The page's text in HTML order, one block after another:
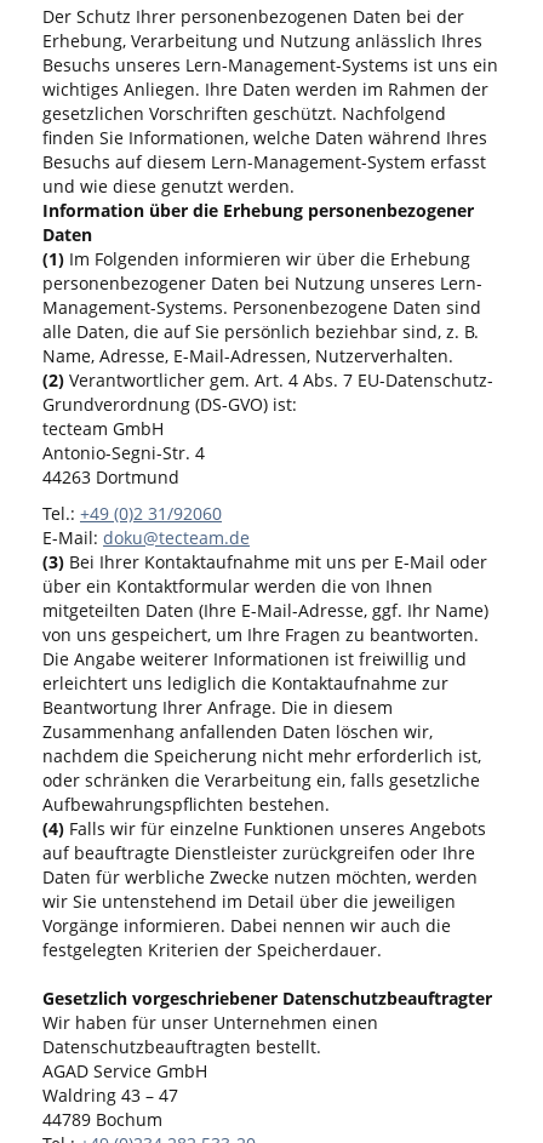
Der Schutz Ihrer personenbezogenen Daten bei der
Erhebung, Verarbeitung und Nutzung anlässlich Ihres
Besuchs unseres Lern-Management-Systems ist uns ein
wichtiges Anliegen. Ihre Daten werden im Rahmen der
gesetzlichen Vorschriften geschützt. Nachfolgend
finden Sie Informationen, welche Daten während Ihres
Besuchs auf diesem Lern-Management-System erfasst
und wie diese genutzt werden.
Information über die Erhebung personenbezogener
Daten
(1) Im Folgenden informieren wir über die Erhebung
personenbezogener Daten bei Nutzung unseres Lern-
Management-Systems. Personenbezogene Daten sind
alle Daten, die auf Sie persönlich beziehbar sind, z. B.
Name, Adresse, E-Mail-Adressen, Nutzerverhalten.
(2) Verantwortlicher gem. Art. 4 Abs. 7 EU-Datenschutz-
Grundverordnung (DS-GVO) ist:
tecteam GmbH
Antonio-Segni-Str. 4
44263 Dortmund
Tel.: +49 (0)2 31/92060
E-Mail: doku@tecteam.de
(3) Bei Ihrer Kontaktaufnahme mit uns per E-Mail oder
über ein Kontaktformular werden die von Ihnen
mitgeteilten Daten (Ihre E-Mail-Adresse, ggf. Ihr Name)
von uns gespeichert, um Ihre Fragen zu beantworten.
Die Angabe weiterer Informationen ist freiwillig und
erleichtert uns lediglich die Kontaktaufnahme zur
Beantwortung Ihrer Anfrage. Die in diesem
Zusammenhang anfallenden Daten löschen wir,
nachdem die Speicherung nicht mehr erforderlich ist,
oder schränken die Verarbeitung ein, falls gesetzliche
Aufbewahrungspflichten bestehen.
(4) Falls wir für einzelne Funktionen unseres Angebots
auf beauftragte Dienstleister zurückgreifen oder Ihre
Daten für werbliche Zwecke nutzen möchten, werden
wir Sie untenstehend im Detail über die jeweiligen
Vorgänge informieren. Dabei nennen wir auch die
festgelegten Kriterien der Speicherdauer.
Gesetzlich vorgeschriebener Datenschutzbeauftragter
Wir haben für unser Unternehmen einen
Datenschutzbeauftragten bestellt.
AGAD Service GmbH
Waldring 43 – 47
44789 Bochum